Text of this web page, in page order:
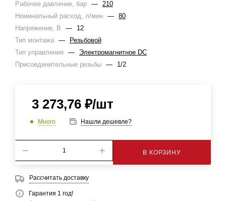
Рабочее давление, бар — 210
Номинальный расход, л/мин — 80
Напряжение, В
—
12
Тип монтажа —
Резьбовой
Тип управления
—
Электромагнитное DC
Присоединительные резьбы — 1/2
3 273,76 ₽/шт
Много Нашли дешевле?
В КОРЗИНУ
Рассчитать доставку
Гарантия 1 год!